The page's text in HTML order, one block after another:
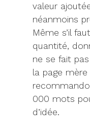
valeur
néanmoins
Même s’il
quantité,
ne se fait
la page
000 mots
d’idée.